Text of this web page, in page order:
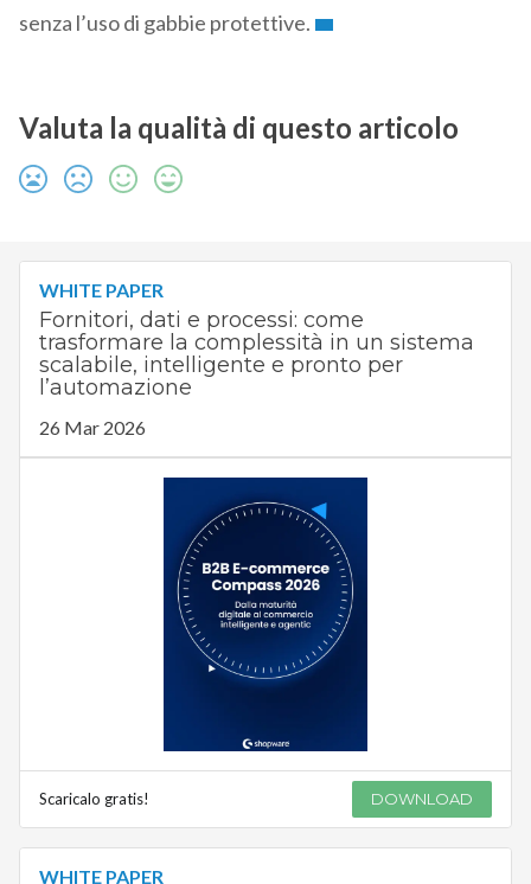
senza l’uso di gabbie protettive.
Valuta la qualità di questo articolo
WHITE PAPER
Fornitori, dati e processi: come
trasformare la complessità in un sistema
scalabile, intelligente e pronto per
l’automazione
26 Mar 2026
Scaricalo gratis! DOWNLOAD
WHITE PAPER